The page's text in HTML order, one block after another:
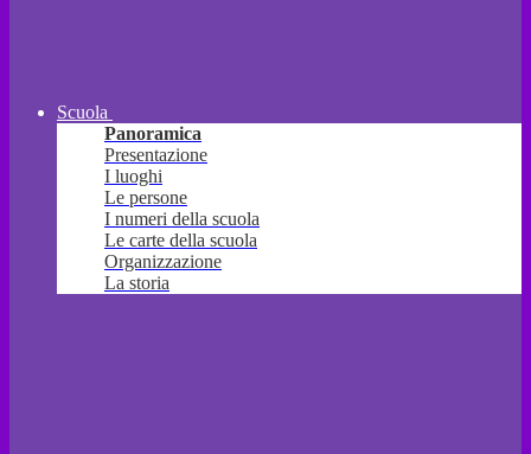
Scuola
Panoramica
Presentazione
I luoghi
Le persone
I numeri della scuola
Le carte della scuola
Organizzazione
La storia